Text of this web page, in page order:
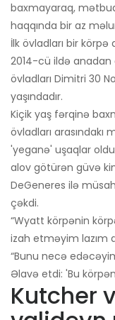
baxmayaraq,
haqqında bir az
İlk övladları bir körpə
2014-cü ildə anadan
övladları Dimitri 30
yaşındadır.
Kiçik yaş fərqinə
övladları arasındakı
'yeganə' uşaqlar
alov götürən güvə
DeGeneres ilə
çəkdi.
“Wyatt körpənin
izah etməyim lazım
“Bunu necə
Əlavə etdi: 'Bu
Kutcher